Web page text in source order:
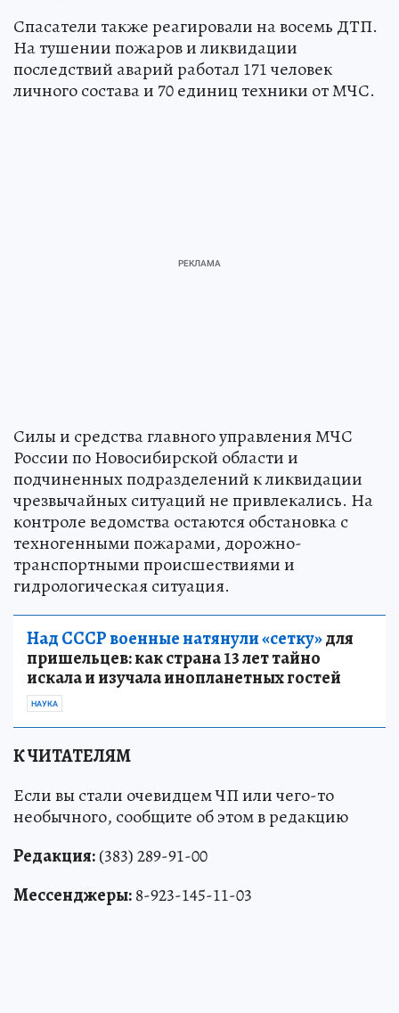
Спасатели также реагировали на восемь ДТП.
На тушении пожаров и ликвидации
последствий аварий работал 171 человек
личного состава и 70 единиц техники от МЧС.
Силы и средства главного управления МЧС
России по Новосибирской области и
подчиненных подразделений к ликвидации
чрезвычайных ситуаций не привлекались. На
контроле ведомства остаются обстановка с
техногенными пожарами, дорожно-
транспортными происшествиями и
гидрологическая ситуация.
Над СССР военные натянули «сетку»для
пришельцев: как страна 13 лет тайно
искала и изучала инопланетных гостей
НАУКА
К ЧИТАТЕЛЯМ
Если вы стали очевидцем ЧП или чего-то
необычного, сообщите об этом в редакцию
Редакция:(383) 289-91-00
Мессенджеры:8-923-145-11-03